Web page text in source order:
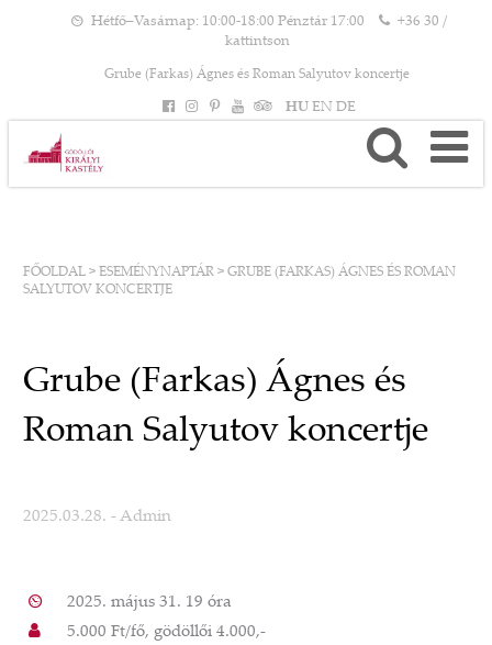
Hétfő–Vasárnap: 10:00-18:00 Pénztár 17:00
+36 30 /
kattintson
Grube (Farkas) Ágnes és Roman Salyutov koncertje
HU EN DE
FŐOLDAL > ESEMÉNYNAPTÁR > GRUBE (FARKAS) ÁGNES ÉS ROMAN
SALYUTOV KONCERTJE
Grube (Farkas) Ágnes és
Roman Salyutov koncertje
2025.03.28. - Admin
2025. május 31. 19 óra
5.000 Ft/fő, gödöllői 4.000,-